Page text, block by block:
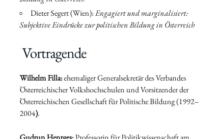
Dieter Segert (Wien):Engagiert und marginalisiert:
Subjektive Eindrücke zur politischen Bildung in Österreich
Vortragende
Wilhelm Filla:ehemaliger Generalsekretär des Verbandes
Österreichischer Volkshochschulen und Vorsitzender der
Österreichischen Gesellschaft für Politische Bildung (1992–
2004).